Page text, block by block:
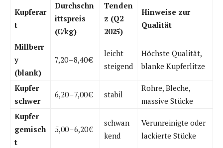
Kupferar
t
Durchschn
ittspreis
(€/kg)
Tenden
z (Q2
2025)
Hinweise zur
Qualität
Millberr
y
(blank)
7,20 – 8,40 €
leicht
steigend
Höchste Qualität,
blanke Kupferlitze
Kupfer
schwer
6,20 – 7,00 € stabil
Rohre, Bleche,
massive Stücke
Kupfer
gemisch
t
5,00 – 6,20 €
schwan
kend
Verunreinigte oder
lackierte Stücke